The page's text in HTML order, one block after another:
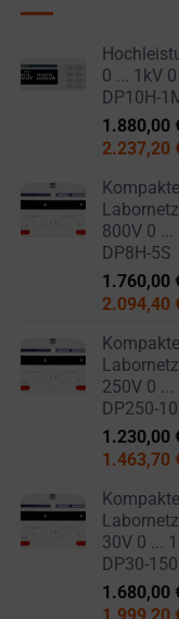
0 ... 1kV
DP10H-
1.880,00
2.237,20
800V 0 ...
DP8H-5S
1.760,00
2.094,40
250V 0 ...
DP250-
1.230,00
1.463,70
30V 0 ...
DP30-
1.680,00
1.999,20